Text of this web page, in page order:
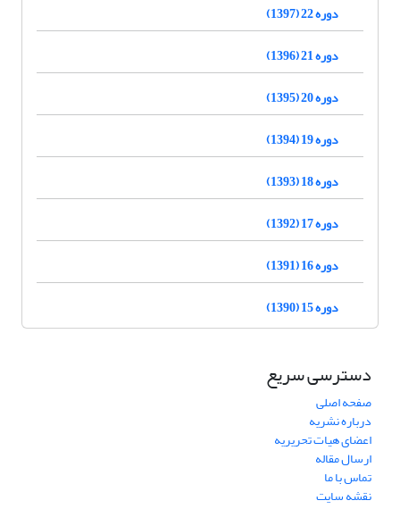
دوره 22 (1397)
دوره 21 (1396)
دوره 20 (1395)
دوره 19 (1394)
دوره 18 (1393)
دوره 17 (1392)
دوره 16 (1391)
دوره 15 (1390)
دسترسی سریع
صفحه اصلی
درباره نشریه
اعضای هیات تحریریه
ارسال مقاله
تماس با ما
نقشه سایت